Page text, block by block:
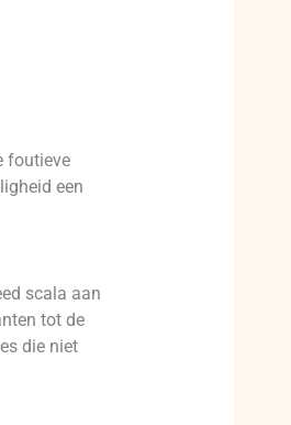
foutieve
een
scala aan
tot de
die niet